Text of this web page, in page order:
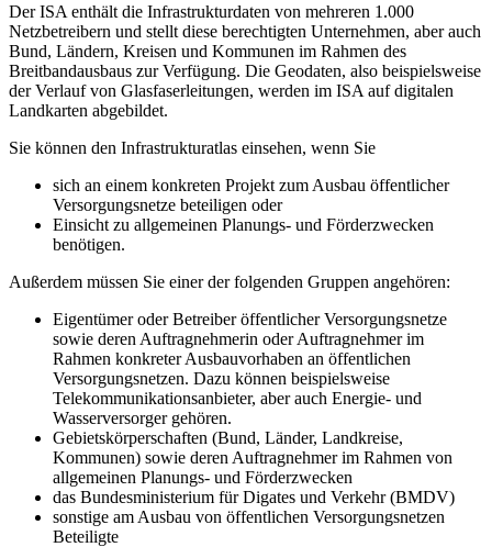
Der ISA enthält die Infrastrukturdaten von mehreren 1.000
Netzbetreibern und stellt diese berechtigten Unternehmen, aber auch
Bund, Ländern, Kreisen und Kommunen im Rahmen des
Breitbandausbaus zur Verfügung. Die Geodaten, also beispielsweise
der Verlauf von Glasfaserleitungen, werden im ISA auf digitalen
Landkarten abgebildet.
Sie können den Infrastrukturatlas einsehen, wenn Sie
sich an einem konkreten Projekt zum Ausbau öffentlicher
Versorgungsnetze beteiligen oder
Einsicht zu allgemeinen Planungs- und Förderzwecken
benötigen.
Außerdem müssen Sie einer der folgenden Gruppen angehören:
Eigentümer oder Betreiber öffentlicher Versorgungsnetze
sowie deren Auftragnehmerin oder Auftragnehmer im
Rahmen konkreter Ausbauvorhaben an öffentlichen
Versorgungsnetzen. Dazu können beispielsweise
Telekommunikationsanbieter, aber auch Energie- und
Wasserversorger gehören.
Gebietskörperschaften (Bund, Länder, Landkreise,
Kommunen) sowie deren Auftragnehmer im Rahmen von
allgemeinen Planungs- und Förderzwecken
das Bundesministerium für Digates und Verkehr (BMDV)
sonstige am Ausbau von öffentlichen Versorgungsnetzen
Beteiligte